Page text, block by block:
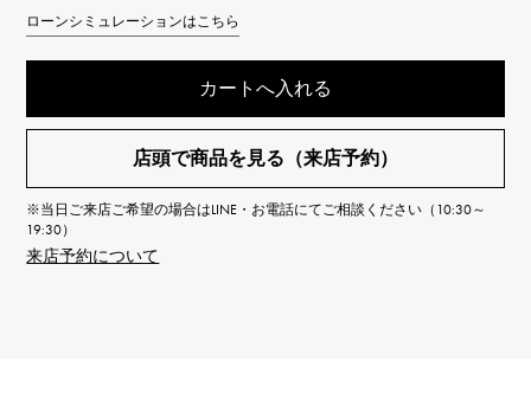
ローンシミュレーションはこちら
カートへ入れる
店頭で商品を見る（来店予約）
※当日ご来店ご希望の場合はLINE・お電話にてご相談ください（10:30～
19:30）
来店予約について